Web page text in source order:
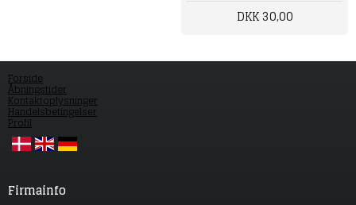
DKK 30,00
Forside
Åbningstider
Kontaktoplysninger
Handelsbetingelser
Profil
Firmainfo